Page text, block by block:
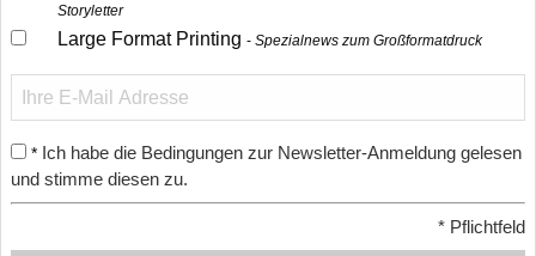
Storyletter
Large Format Printing Spezialnews zum Großformatdruck
* Ich habe die Bedingungen zur Newsletter-Anmeldung gelesen
und stimme diesen zu.
* Pflichtfeld